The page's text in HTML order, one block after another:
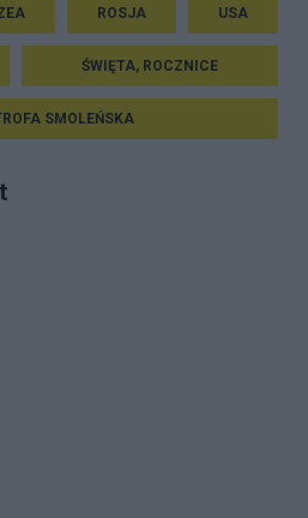
ROSJA USA
ŚWIĘTA, ROCZNICE
SMOLEŃSKA